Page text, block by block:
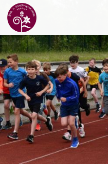
Zum Inhalt springen